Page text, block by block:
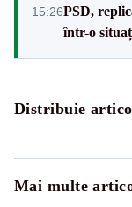
15:26PSD,
într-o
Distribuie
Mai multe